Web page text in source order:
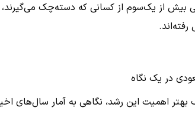
بیش از یک‌سوم از کسانی که دسته‌چک
رفته‌اند.
در یک نگاه
بهتر اهمیت این رشد، نگاهی به آمار سال‌های